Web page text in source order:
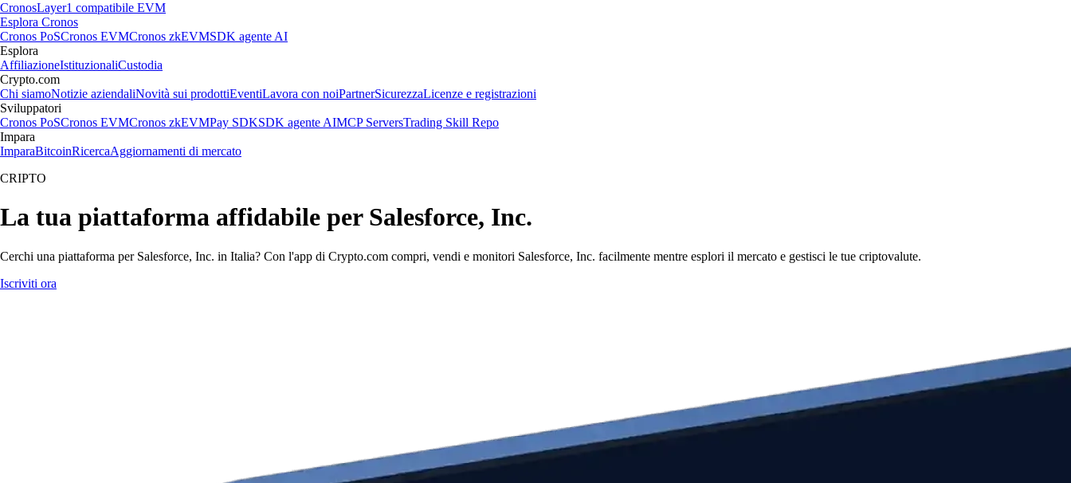
CronosLayer1 compatibile EVM
Esplora Cronos
Cronos PoSCronos EVMCronos zkEVMSDK agente AI
Esplora
AffiliazioneIstituzionaliCustodia
Crypto.com
Chi siamoNotizie aziendaliNovità sui prodottiEventiLavora con noiPartnerSicurezzaLicenze e registrazioni
Sviluppatori
Cronos PoSCronos EVMCronos zkEVMPay SDKSDK agente AIMCP ServersTrading Skill Repo
Impara
ImparaBitcoinRicercaAggiornamenti di mercato
CRIPTO
La tua piattaforma affidabile per Salesforce, Inc.
Cerchi una piattaforma per Salesforce, Inc. in Italia? Con l'app di Crypto.com compri, vendi e monitori Salesforce, Inc. facilmente mentre esplori il mercato e gestisci le tue criptovalute.
Iscriviti ora